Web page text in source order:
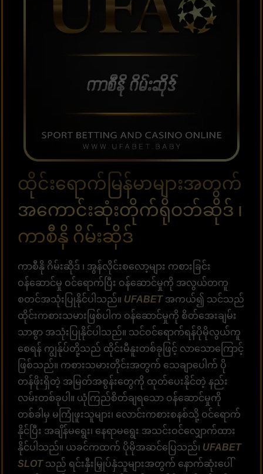
ထိုင်းရောက်မြန်မာများအတွက်
အကောင်းဆုံးတိုက်ရိုဝဘ်ဆိုဒ် ၊
ကာစီနို ဂိမ်းဆိုဒ်
ကာစီနို ဂိမ်းဆိုဒ် ၊ အွန်လိုင်းစလော့များ ကစားခြင်း
ဝန်ဆောင်မှု ဝင်ရောက်ပြီး ဝန်ဆောင်မှုကို အလွယ်တကူ
စတင်အသုံးပြုနိုင်ပါသည်။ UFABETအကယ်၍ သင်သည်
ထိုင်းကစားသမားဖြစ်ပါက ဝန်ဆောင်မှုကို စိတ်အေးချမ်း
သာစွာ အသုံးပြုနိုင်ပါသည်။ သင်ဝင်ရောက်ရန်ပိုမိုလွယ်ကူ
စေရန် ကျွန်ုပ်တို့သည် ထိုင်းမီနူးတစ်ခုဖြင့် လာသောကြောင့်
ဖြစ်သည်။ ကစားသမားတိုင်းအတွက် သေချာပေါက် ပို
တန်ဖိုးရှိတဲ့ အမြတ်အစွန်းတွေကို ထုတ်ပေးနိုင်တဲ့ နည်း
လမ်းတစ်ခုပါ။ ယုံကြည်စိတ်ချရသော ဝန်ဆောင်မှုကို
တစ်ခါမှ မကြုံဖူးသူများ၊ လောင်းကစားစနစ်သို့ ဝင်ရောက်
နိုင်ပြီး အချိန်မရွေး၊ နေရာမရွေး အသင်းဝင်လျှောက်ထား
နိုင်ပါသည်။ ယခင်ကထက် ပိုမိုအဆင်ပြေသည်၊ UFABET
SLOTသည် ရင်းနှီးမြှုပ်နှံသူများအတွက် နောက်ဆုံးပေါ်